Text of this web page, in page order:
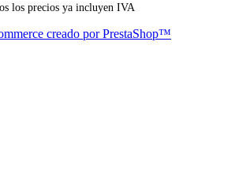
los precios ya incluyen IVA
creado por PrestaShop™